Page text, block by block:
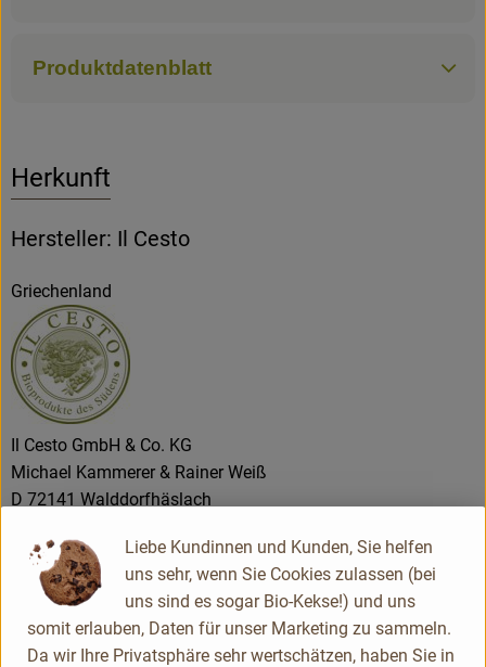
Produktdatenblatt
Herkunft
Hersteller: Il Cesto
Griechenland
Il Cesto GmbH & Co. KG
Michael Kammerer & Rainer Weiß
D 72141 Walddorfhäslach
Das neue an unserer Qualität ist, dass wir Oliven und
andere eingelegte Rohstoffe als Frischeprodukt
verstehen, so wie die italienische Mamma ihre Oliven
täglich frisch einlegt. Wir produzieren jede Woche
Liebe Kundinnen und Kunden, Sie helfen
uns sehr, wenn Sie Cookies zulassen (bei
uns sind es sogar Bio-Kekse!) und uns
somit erlauben, Daten für unser Marketing zu sammeln.
Da wir Ihre Privatsphäre sehr wertschätzen, haben Sie in